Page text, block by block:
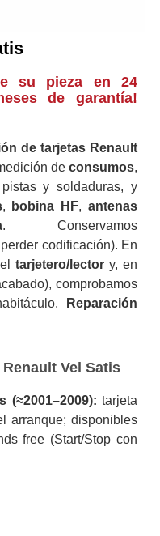
su pieza en 24
de garantía!
de tarjetas Renault
deconsumos,
y soldaduras, y
, bobina HF,antenas
. Conservamos
codificación). En
eltarjetero/lector y, en
comprobamos
Reparación
Vel Satis
(≈2001–2009):tarjeta
arranque; disponibles
free (Start/Stop con